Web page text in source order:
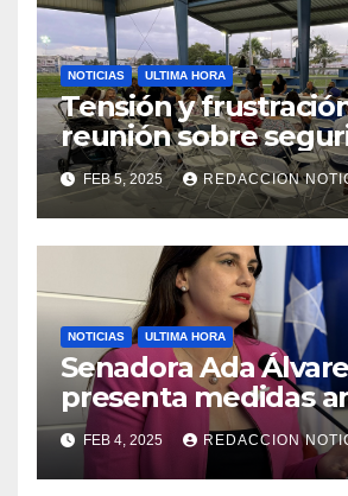
NOTICIAS ULTIMA HORA
Tensión y
reunión sobre
Reparto
FEB 5, 2025 REDACCION
NOTICIAS ULTIMA HORA
Senadora Ada
presenta medidas
violencia en el
FEB 4, 2025 REDACCION